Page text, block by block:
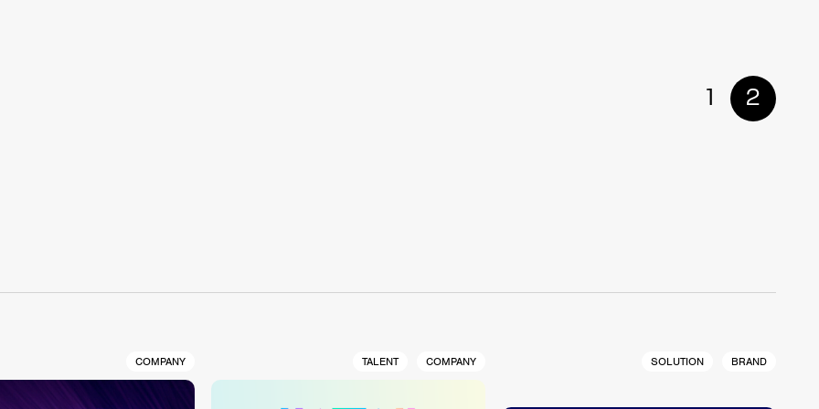
1 2
COMPANY TALENT COMPANY SOLUTION BRAND